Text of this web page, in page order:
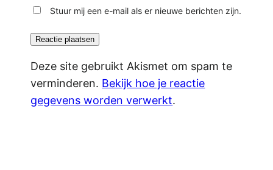
Stuur mij een e-mail als er nieuwe berichten zijn.
Deze site gebruikt Akismet om spam te
verminderen. Bekijk hoe je reactie
gegevens worden verwerkt.